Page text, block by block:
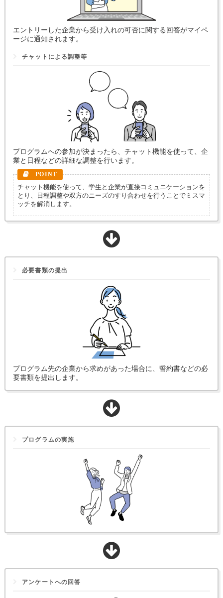
エントリーした企業から受け入れの可否に関する回答がマイペ
ージに通知されます。
チャットによる調整等
プログラムへの参加が決まったら、チャット機能を使って、企
業と日程などの詳細な調整を行います。
チャット機能を使って、学生と企業が直接コミュニケーションを
とり、日程調整や双方のニーズのすり合わせを行うことでミスマ
ッチを解消します。
必要書類の提出
プログラム先の企業から求めがあった場合に、誓約書などの必
要書類を提出します。
プログラムの実施
アンケートへの回答